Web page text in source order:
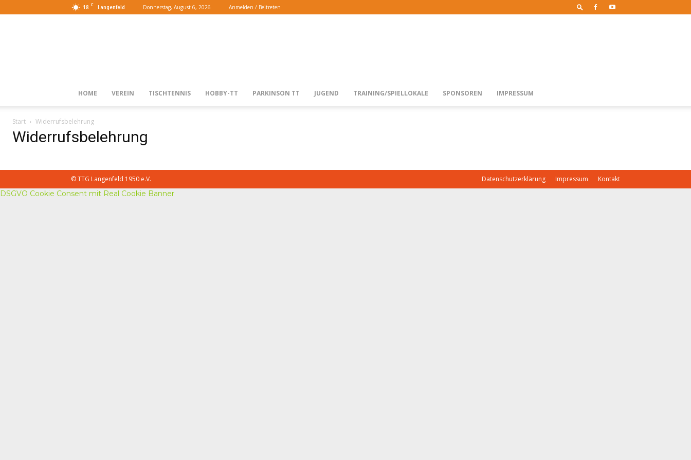
18 C
Langenfeld Donnerstag, August 6, 2026 Anmelden / Beitreten
HOME VEREIN TISCHTENNIS HOBBY-TT PARKINSON TT JUGEND TRAINING/SPIELLOKALE SPONSOREN IMPRESSUM
Start Widerrufsbelehrung
Widerrufsbelehrung
Datenschutzerklärung Impressum Kontakt
© TTG Langenfeld 1950 e.V.
DSGVO Cookie Consent mit Real Cookie Banner